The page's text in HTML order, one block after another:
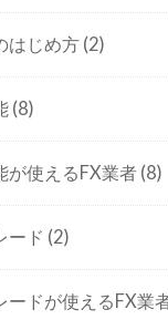
はじめ方 (2)
(8)
が使えるFX業者 (8)
ード (2)
ードが使えるFX業